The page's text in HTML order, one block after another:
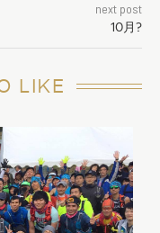
next post
10月?
LIKE